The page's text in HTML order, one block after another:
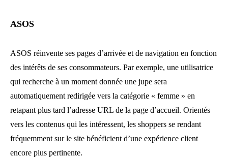
ASOS
ASOS réinvente ses pages d’arrivée et de navigation en fonction
des intérêts de ses consommateurs. Par exemple, une utilisatrice
qui recherche à un moment donnée une jupe sera
automatiquement redirigée vers la catégorie « femme » en
retapant plus tard l’adresse URL de la page d’accueil. Orientés
vers les contenus qui les intéressent, les shoppers se rendant
fréquemment sur le site bénéficient d’une expérience client
encore plus pertinente.